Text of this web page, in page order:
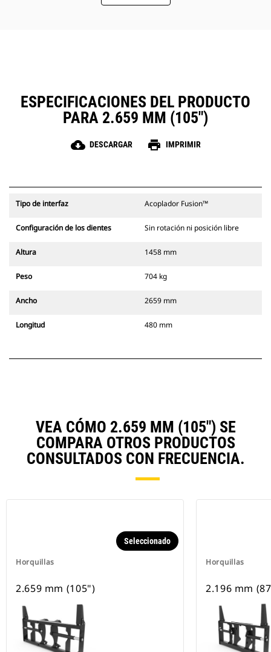
ESPECIFICACIONES DEL PRODUCTO
PARA 2.659 MM (105")
cloud_download DESCARGAR print IMPRIMIR
Tipo de interfaz Acoplador Fusion™
Configuración de los dientes Sin rotación ni posición libre
Altura 1458 mm
Peso 704 kg
Ancho 2659 mm
Longitud 480 mm
VEA CÓMO 2.659 MM (105") SE
COMPARA OTROS PRODUCTOS
CONSULTADOS CON FRECUENCIA.
Horquillas
Seleccionado
2.659 mm (105")
Horquillas
2.196 mm